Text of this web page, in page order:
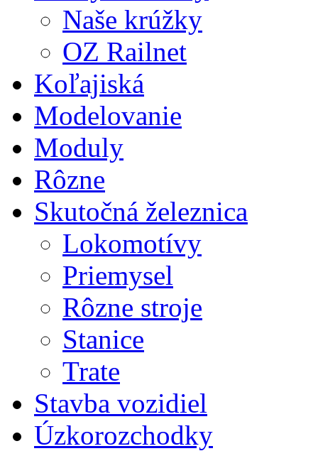
Naše krúžky
OZ Railnet
Koľajiská
Modelovanie
Moduly
Rôzne
Skutočná železnica
Lokomotívy
Priemysel
Rôzne stroje
Stanice
Trate
Stavba vozidiel
Úzkorozchodky